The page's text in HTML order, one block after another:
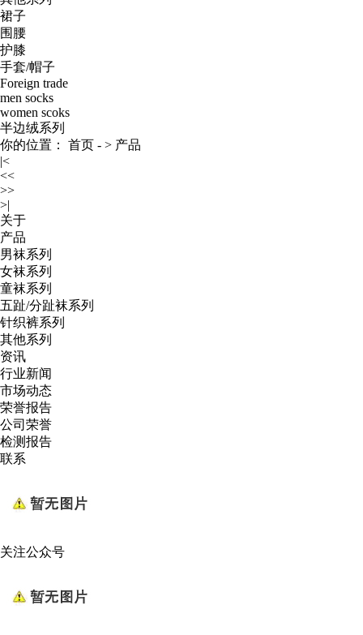
裙子
围腰
护膝
手套/帽子
Foreign trade
men socks
women scoks
半边绒系列
你的位置： 首页 - > 产品
|<
<<
>>
>|
关于
产品
男袜系列
女袜系列
童袜系列
五趾/分趾袜系列
针织裤系列
其他系列
资讯
行业新闻
市场动态
荣誉报告
公司荣誉
检测报告
联系
关注公众号